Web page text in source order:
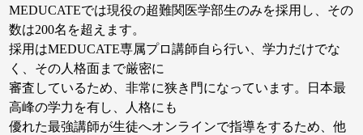
MEDUCATEでは現役の超難関医学部生のみを採用し、その
数は200名を超えます。
採用はMEDUCATE専属プロ講師自ら行い、学力だけでな
く、その人格面まで厳密に
審査しているため、非常に狭き門になっています。日本最
高峰の学力を有し、人格にも
優れた最強講師が生徒へオンラインで指導をするため、他